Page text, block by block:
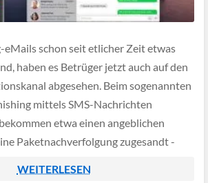
eMails schon seit etlicher Zeit etwas
haben es Betrüger jetzt auch auf den
abgesehen. Beim sogenannten
mittels SMS-Nachrichten
etwa einen angeblichen
Paketnachverfolgung zugesandt -
Zugangsdaten verlangt.
WEITERLESEN